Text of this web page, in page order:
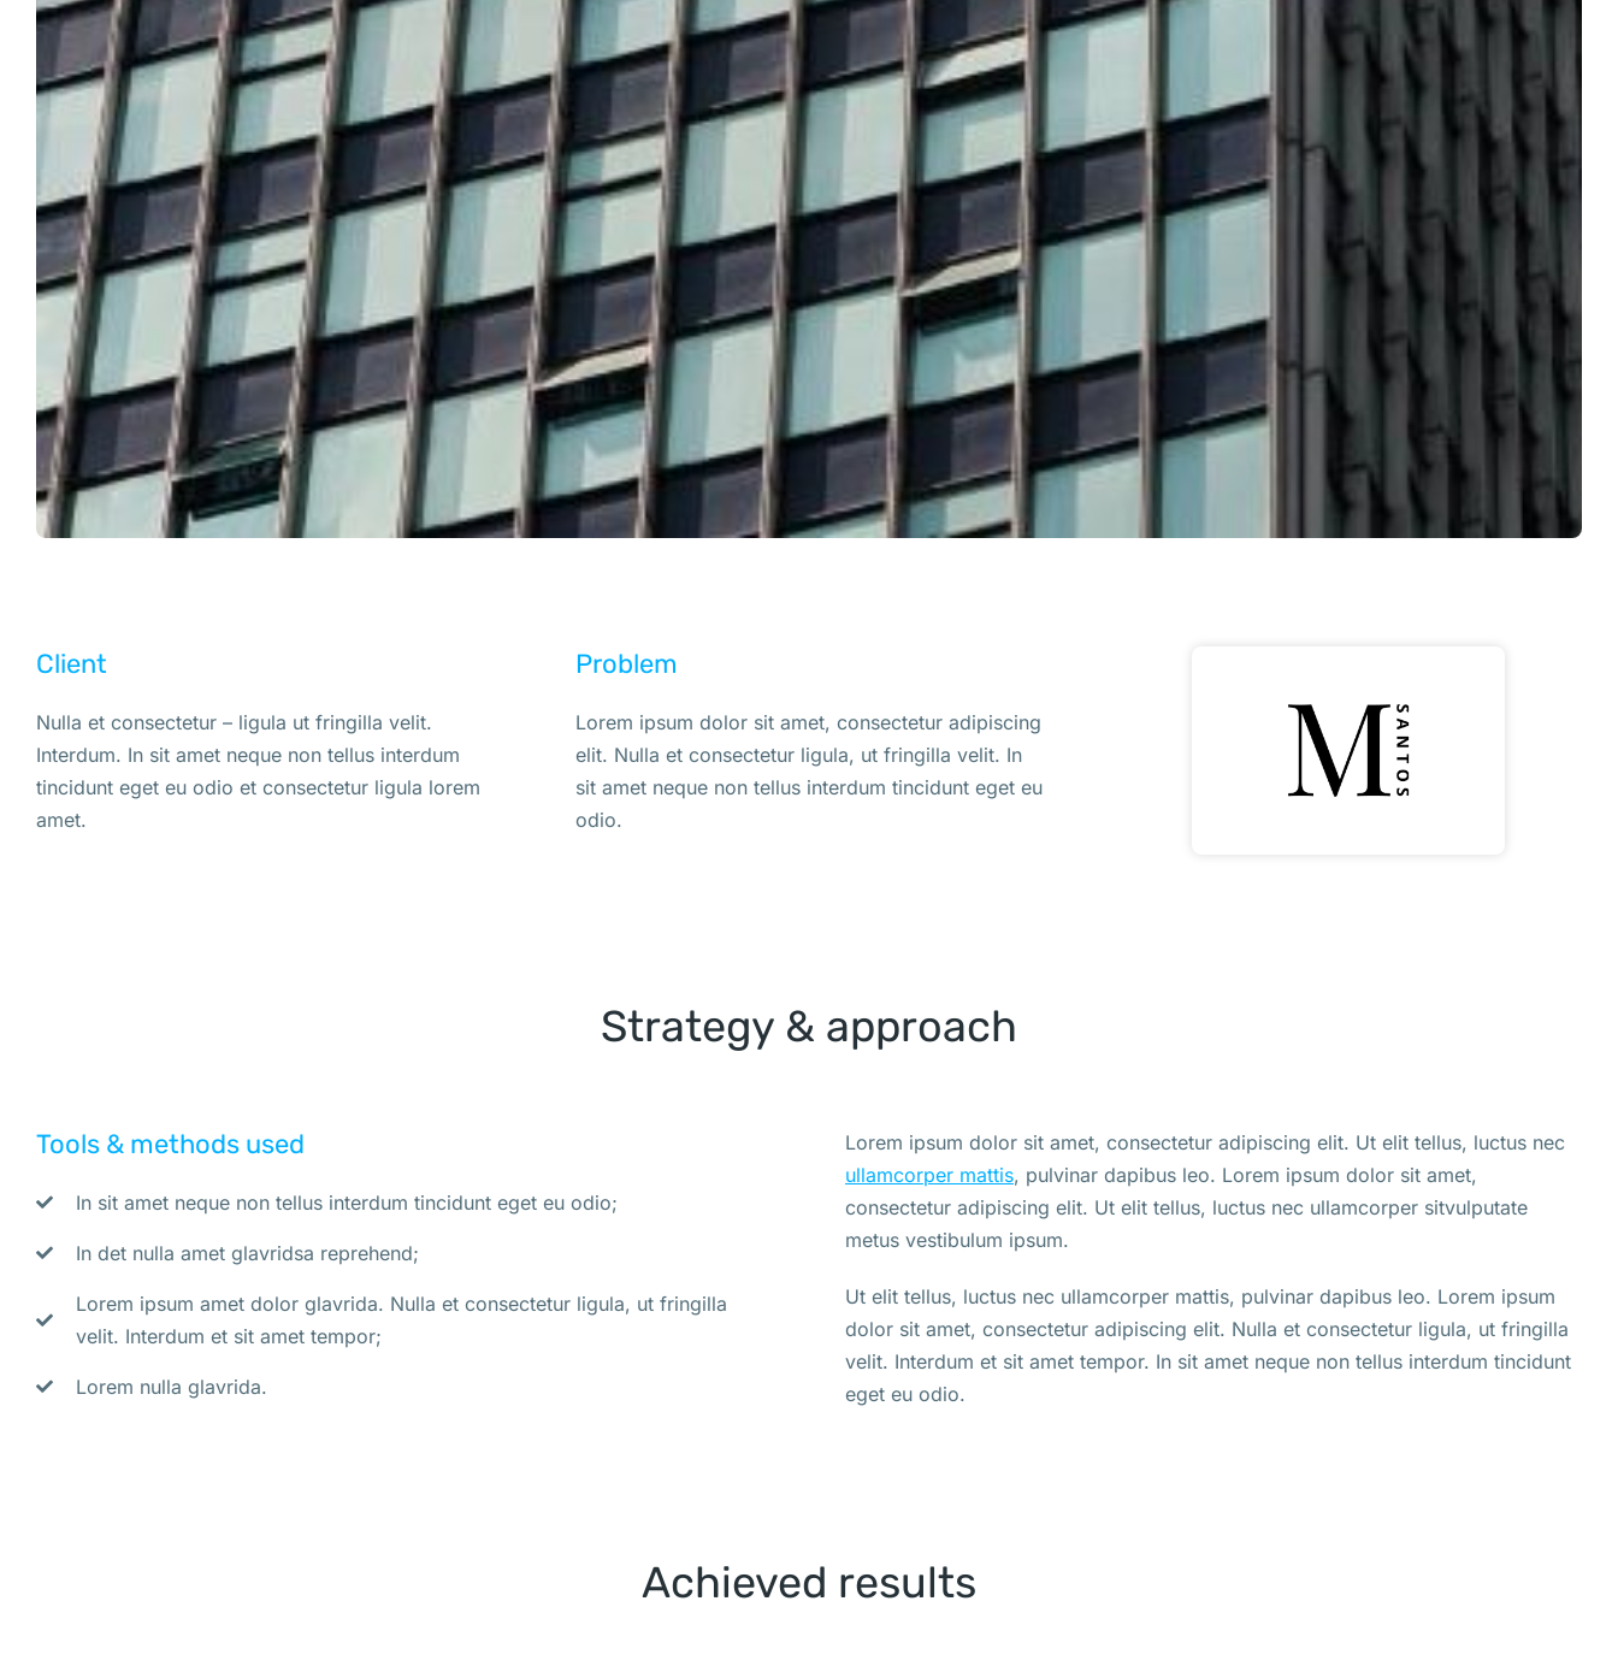
Client
Nulla et consectetur – ligula ut fringilla velit.
Interdum. In sit amet neque non tellus interdum
tincidunt eget eu odio et consectetur ligula lorem
amet.
Problem
Lorem ipsum dolor sit amet, consectetur adipiscing
elit. Nulla et consectetur ligula, ut fringilla velit. In
sit amet neque non tellus interdum tincidunt eget eu
odio.
Strategy & approach
Tools & methods used
In sit amet neque non tellus interdum tincidunt eget eu odio;
In det nulla amet glavridsa reprehend;
Lorem ipsum amet dolor glavrida. Nulla et consectetur ligula, ut fringilla
velit. Interdum et sit amet tempor;
Lorem nulla glavrida.
Lorem ipsum dolor sit amet, consectetur adipiscing elit. Ut elit tellus, luctus nec
ullamcorper mattis, pulvinar dapibus leo. Lorem ipsum dolor sit amet,
consectetur adipiscing elit. Ut elit tellus, luctus nec ullamcorper sitvulputate
metus vestibulum ipsum.
Ut elit tellus, luctus nec ullamcorper mattis, pulvinar dapibus leo. Lorem ipsum
dolor sit amet, consectetur adipiscing elit. Nulla et consectetur ligula, ut fringilla
velit. Interdum et sit amet tempor. In sit amet neque non tellus interdum tincidunt
eget eu odio.
Achieved results